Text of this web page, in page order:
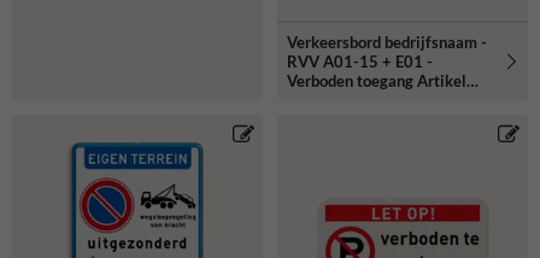
Verkeersbord bedrijfsnaam -
RVV A01-15 + E01 -
Verboden toegang Artikel